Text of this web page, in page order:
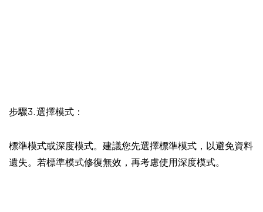
步驟3. 選擇模式：
標準模式或深度模式。建議您先選擇標準模式，以避免資料
遺失。若標準模式修復無效，再考慮使用深度模式。